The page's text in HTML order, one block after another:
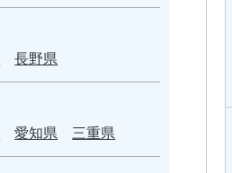
長野県
愛知県 三重県